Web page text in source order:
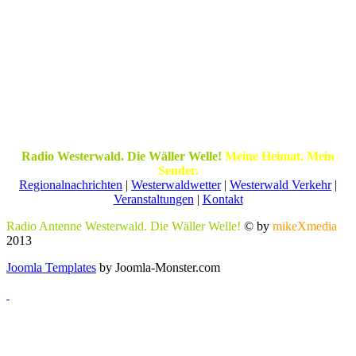
Radio Westerwald. Die Wäller Welle! Meine Heimat. Mein
Sender.
Regionalnachrichten | Westerwaldwetter| Westerwald Verkehr|
Veranstaltungen | Kontakt
Radio Antenne Westerwald. Die Wäller Welle! © by mikeXmedia
2013
Joomla Templates by Joomla-Monster.com